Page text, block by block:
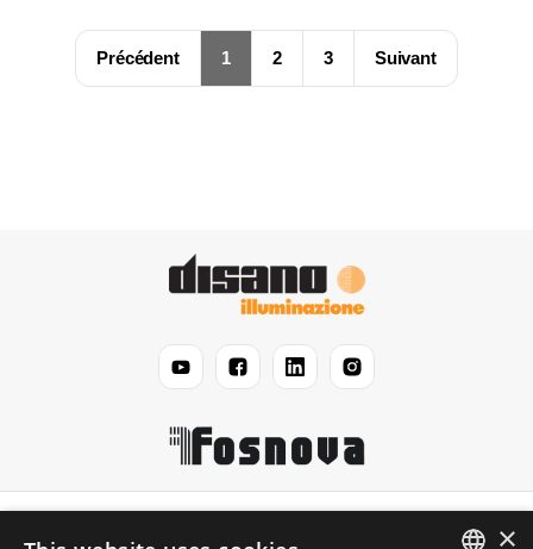
Précédent 1 2 3 Suivant
×